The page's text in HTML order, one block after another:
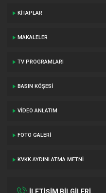
KITAPLAR
MAKALELER
TV PROGRAMLARI
BASIN KÖŞESI
VIDEO ANLATIM
FOTO GALERI
KVKK AYDINLATMA METNI